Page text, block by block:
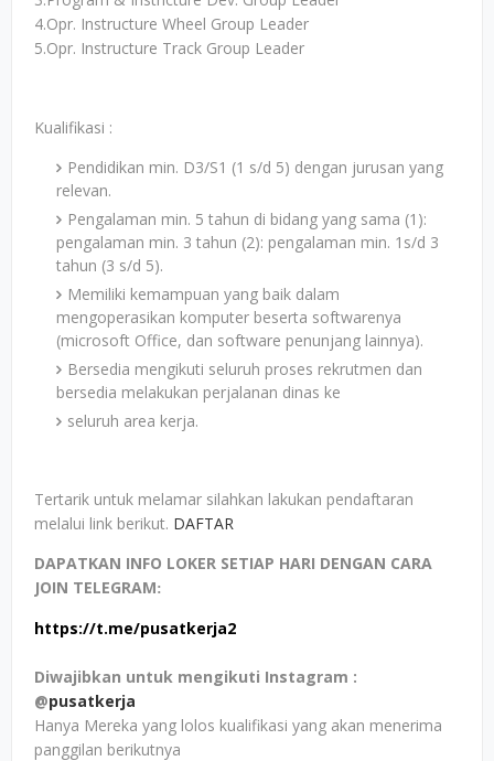
4.Opr. Instructure Wheel Group Leader
5.Opr. Instructure Track Group Leader
Kualifikasi :
Pendidikan min. D3/S1 (1 s/d 5) dengan jurusan yang
relevan.
Pengalaman min. 5 tahun di bidang yang sama (1):
pengalaman min. 3 tahun (2): pengalaman min. 1s/d 3
tahun (3 s/d 5).
Memiliki kemampuan yang baik dalam
mengoperasikan komputer beserta softwarenya
(microsoft Office, dan software penunjang lainnya).
Bersedia mengikuti seluruh proses rekrutmen dan
bersedia melakukan perjalanan dinas ke
seluruh area kerja.
Tertarik untuk melamar silahkan lakukan pendaftaran
melalui link berikut. DAFTAR
DAPATKAN INFO LOKER SETIAP HARI DENGAN CARA
JOIN TELEGRAM:
https://t.me/pusatkerja2
Diwajibkan untuk mengikuti Instagram :
@pusatkerja
Hanya Mereka yang lolos kualifikasi yang akan menerima
panggilan berikutnya